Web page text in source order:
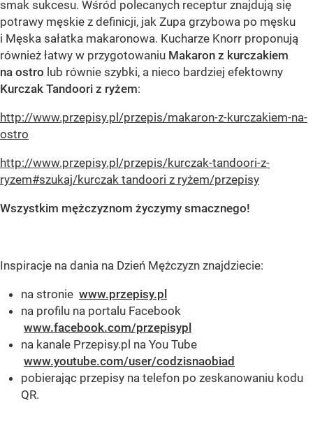
smak sukcesu. Wśród polecanych receptur znajdują się
potrawy męskie z definicji, jak Zupa grzybowa po męsku
i Męska sałatka makaronowa. Kucharze Knorr proponują
również łatwy w przygotowaniu Makaron z kurczakiem
na ostro lub równie szybki, a nieco bardziej efektowny
Kurczak Tandoori z ryżem:
http://www.przepisy.pl/przepis/makaron-z-kurczakiem-na-
ostro
http://www.przepisy.pl/przepis/kurczak-tandoori-z-
ryzem#szukaj/kurczak tandoori z ryżem/przepisy
Wszystkim mężczyznom życzymy smacznego!
Inspiracje na dania na Dzień Mężczyzn znajdziecie:
na stronie www.przepisy.pl
na profilu na portalu Facebook
www.facebook.com/przepisypl
na kanale Przepisy.pl na You Tube
www.youtube.com/user/codzisnaobiad
pobierając przepisy na telefon po zeskanowaniu kodu
QR.